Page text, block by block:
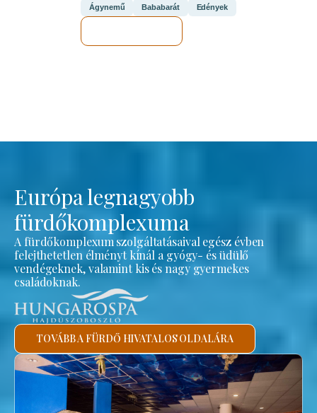
Ágynemű Bababarát Edények
Európa legnagyobb
fürdőkomplexuma
A fürdőkomplexum szolgáltatásaival egész évben
felejthetetlen élményt kínál a gyógy- és üdülő
vendégeknek, valamint kis és nagy gyermekes
családoknak.
TOVÁBB A FÜRDŐ HIVATALOS OLDALÁRA